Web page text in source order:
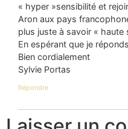
« hyper »sensibilité et
Aron aux pays
plus juste à savoir « haute
En espérant que je
Bien cordialement
Sylvie Portas
Répondre